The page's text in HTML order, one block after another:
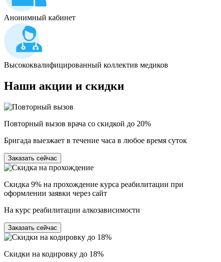
Анонимный кабинет
Высококвалифицированный коллектив медиков
Наши акции и скидки
Повторный вызов врача со скидкой до 20%
Бригада выезжает в течение часа в любое время суток
Заказать сейчас
Скидка 9% на прохождение курса реабилитации при
оформлении заявки через сайт
На курс реабилитации алкозависимости
Заказать сейчас
Скидки на кодировку до 18%